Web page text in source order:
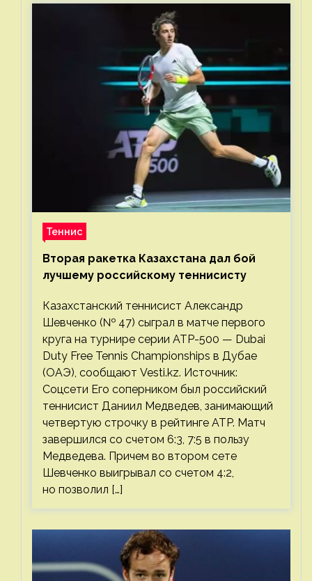
Теннис
Вторая ракетка Казахстана дал бой
лучшему российскому теннисисту
Казахстанский теннисист Александр
Шевченко (№ 47) сыграл в матче первого
круга на турнире серии ATP-500 — Dubai
Duty Free Tennis Championships в Дубае
(ОАЭ), сообщают Vesti.kz. Источник:
Соцсети Его соперником был российский
теннисист Даниил Медведев, занимающий
четвертую строчку в рейтинге ATP. Матч
завершился со счетом 6:3, 7:5 в пользу
Медведева. Причем во втором сете
Шевченко выигрывал со счетом 4:2,
но позволил […]